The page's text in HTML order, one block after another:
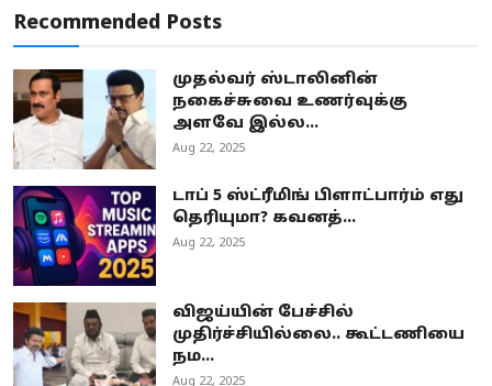
Recommended Posts
முதல்வர் ஸ்டாலினின்
நகைச்சுவை உணர்வுக்கு
அளவே இல்ல...
Aug 22, 2025
டாப் 5 ஸ்ட்ரீமிங் பிளாட்பார்ம் எது
தெரியுமா? கவனத்...
Aug 22, 2025
விஜய்யின் பேச்சில்
முதிர்ச்சியில்லை.. கூட்டணியை
நம...
Aug 22, 2025